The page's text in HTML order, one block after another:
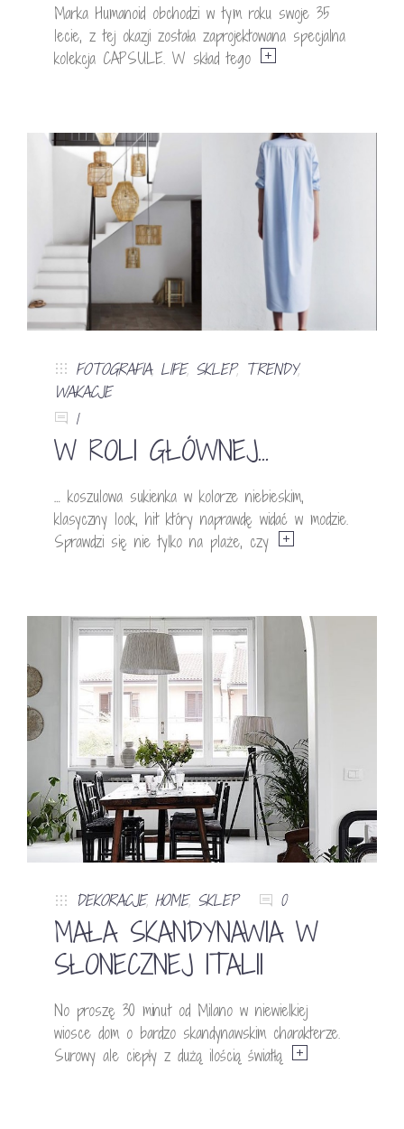
Marka Humanoid obchodzi w tym roku swoje 35
lecie, z tej okazji została zaprojektowana specjalna
kolekcja CAPSULE. W skład tego
FOTOGRAFIA, LIFE, SKLEP, TRENDY,
WAKACJE
1
W ROLI GŁÓWNEJ…
… koszulowa sukienka w kolorze niebieskim,
klasyczny look, hit który naprawdę widać w modzie.
Sprawdzi się nie tylko na plaże, czy
DEKORACJE, HOME, SKLEP 0
MAŁA SKANDYNAWIA W
SŁONECZNEJ ITALII
No proszę 30 minut od Milano w niewielkiej
wiosce dom o bardzo skandynawskim charakterze.
Surowy ale ciepły z dużą ilością światłą